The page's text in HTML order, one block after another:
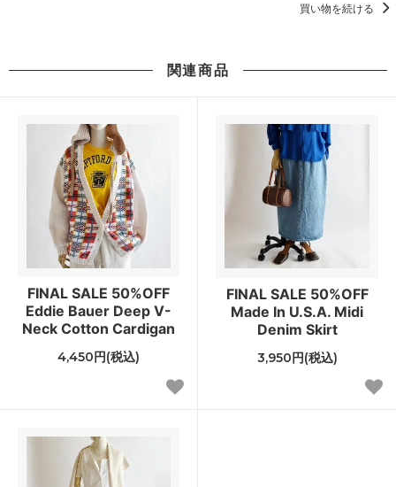
買い物を続ける
関連商品
FINAL SALE 50%OFF
Eddie Bauer Deep V-
Neck Cotton Cardigan
4,450円(税込)
FINAL SALE 50%OFF
Made In U.S.A. Midi
Denim Skirt
3,950円(税込)